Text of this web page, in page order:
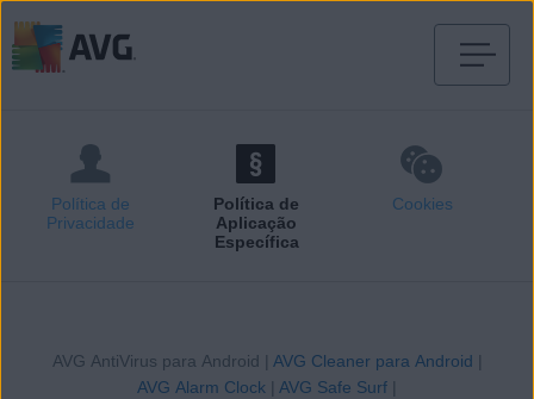
Política de
Privacidade
Política de
Aplicação
Específica
Cookies
AVG AntiVirus para Android | AVG Cleaner para Android |
AVG Alarm Clock | AVG Safe Surf |